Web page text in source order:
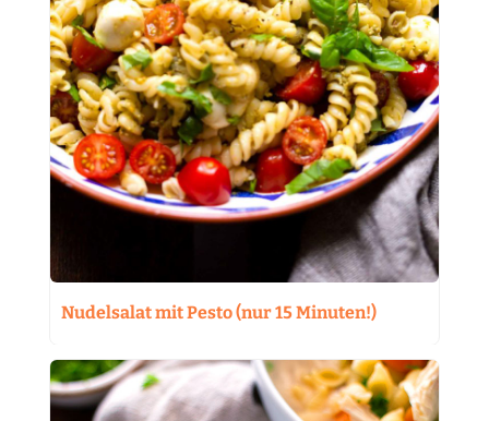
Nudelsalat mit Pesto (nur 15 Minuten!)